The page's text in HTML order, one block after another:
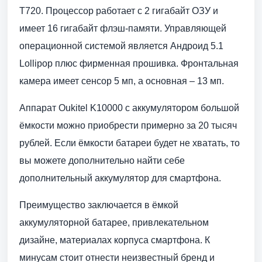
T720. Процессор работает с 2 гигабайт ОЗУ и
имеет 16 гигабайт флэш-памяти. Управляющей
операционной системой является Андроид 5.1
Lollipop плюс фирменная прошивка. Фронтальная
камера имеет сенсор 5 мп, а основная – 13 мп.
Аппарат Oukitel K10000 с аккумулятором большой
ёмкости можно приобрести примерно за 20 тысяч
рублей. Если ёмкости батареи будет не хватать, то
вы можете дополнительно найти себе
дополнительный аккумулятор для смартфона.
Преимущество заключается в ёмкой
аккумуляторной батарее, привлекательном
дизайне, материалах корпуса смартфона. К
минусам стоит отнести неизвестный бренд и